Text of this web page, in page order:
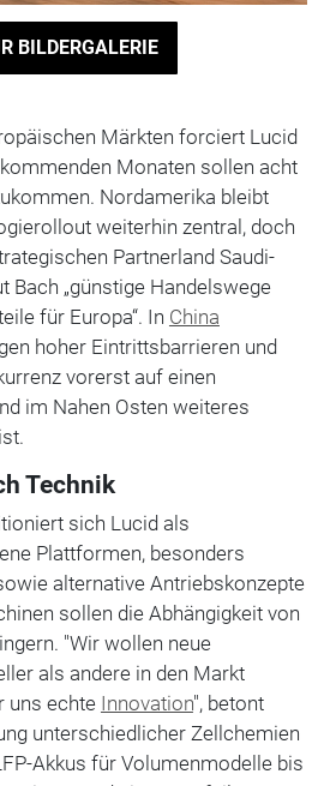
BILDERGALERIE
Märkten forciert Lucid
Monaten sollen acht
Nordamerika bleibt
weiterhin zentral, doch
Partnerland Saudi-
Bach „günstige Handelswege
für Europa“. In China
hoher Eintrittsbarrieren und
vorerst auf einen
im Nahen Osten weiteres
Technik
sich Lucid als
Plattformen, besonders
alternative Antriebskonzepte
sollen die Abhängigkeit von
"Wir wollen neue
als andere in den Markt
uns echte Innovation", betont
unterschiedlicher Zellchemien
Akkus für Volumenmodelle bis